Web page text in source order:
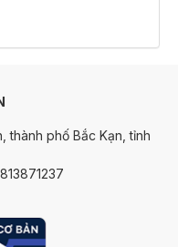
thành phố Bắc Kạn, tỉnh